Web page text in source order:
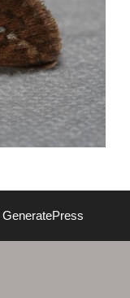
GeneratePress